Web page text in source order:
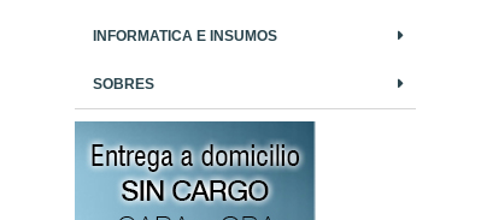
INFORMATICA E INSUMOS
SOBRES